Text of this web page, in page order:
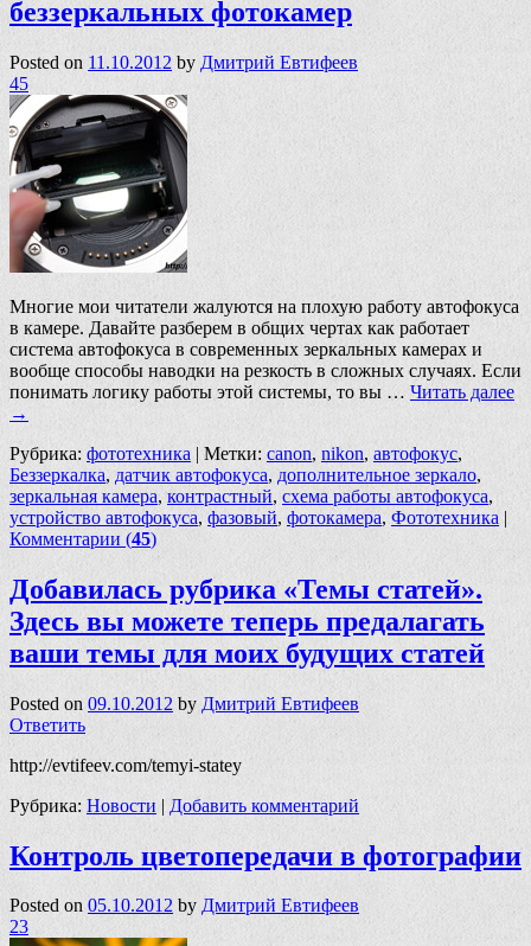
беззеркальных фотокамер
Posted on 11.10.2012 by Дмитрий Евтифеев
45
Многие мои читатели жалуются на плохую работу автофокуса
в камере. Давайте разберем в общих чертах как работает
система автофокуса в современных зеркальных камерах и
вообще способы наводки на резкость в сложных случаях. Если
понимать логику работы этой системы, то вы … Читать далее
→
Рубрика: фототехника | Метки: canon, nikon, автофокус,
Беззеркалка, датчик автофокуса, дополнительное зеркало,
зеркальная камера, контрастный, схема работы автофокуса,
устройство автофокуса, фазовый, фотокамера, Фототехника |
Комментарии (45)
Добавилась рубрика «Темы статей».
Здесь вы можете теперь предалагать
ваши темы для моих будущих статей
Posted on 09.10.2012 by Дмитрий Евтифеев
Ответить
http://evtifeev.com/temyi-statey
Рубрика: Новости | Добавить комментарий
Контроль цветопередачи в фотографии
Posted on 05.10.2012 by Дмитрий Евтифеев
23